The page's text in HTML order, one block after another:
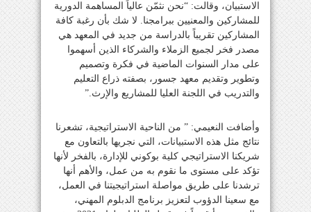
الاستبيان، وقالت: “نحن نثمّن عالياً المساهمة الدورية
للمشاركين والمعنيين ببرامجنا. لا شك بأن رغبة كافة
المشاركين تقريباً بالدراسة من جديد في المعهد هي
مصدر فخر لجميع الزملاء والشركاء الذين أسهموا
على مدار السنوات الماضية في فكرة وتصميم
وتطوير وتقديم معهد جسور، بصفته ذراع التعليم
والتدريب في اللجنة العليا للمشاريع والإرث.”
وأضافت النعيمي: ” من الناحية الاستراتيجية، تشعرنا
نتائج مثل هذه الاستبيانات، التي نجريها بالتعاون مع
شريكنا الاستراتيجي كلية بوكوني للإدارة، بالفخر لأنها
تؤكد على مستوى ما نقوم به من عمل، والأهم أنها
ترشدنا على طريق مواصلة استراتيجيتنا في العمل،
مع سعينا الدؤوب لتعزيز برنامج الدبلوم المهني،